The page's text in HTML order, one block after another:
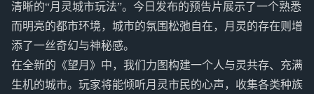
清晰的“月灵城市玩法”。今日发布的预告片展示了一个熟悉
而明亮的都市环境，城市的氛围松弛自在，月灵的存在则增
添了一丝奇幻与神秘感。
在全新的《望月》中，我们力图构建一个人与灵共存、充满
生机的城市。玩家将能倾听月灵市民的心声，收集各类种族